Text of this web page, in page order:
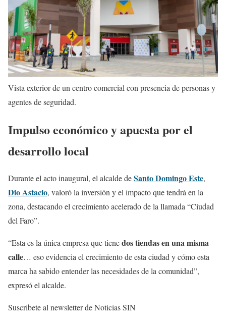
Vista exterior de un centro comercial con presencia de personas y
agentes de seguridad.
Impulso económico y apuesta por el
desarrollo local
Durante el acto inaugural, el alcalde deSanto Domingo Este,
Dio Astacio, valoró la inversión y el impacto que tendrá en la
zona, destacando el crecimiento acelerado de la llamada “Ciudad
del Faro”.
“Esta es la única empresa que tienedos tiendas en una misma
calle… eso evidencia el crecimiento de esta ciudad y cómo esta
marca ha sabido entender las necesidades de la comunidad”,
expresó el alcalde.
Suscribete al newsletter de Noticias SIN